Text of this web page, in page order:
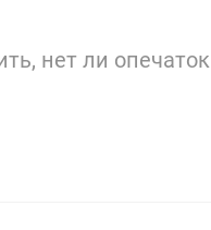
нет ли опечаток